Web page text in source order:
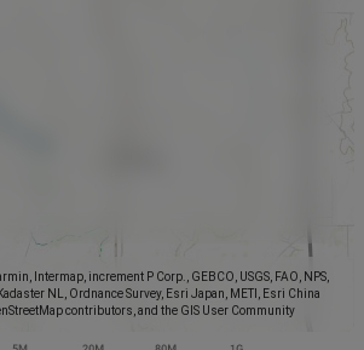
Intermap, increment P Corp., GEBCO, USGS, FAO, NPS,
NL, Ordnance Survey, Esri Japan, METI, Esri China
contributors, and the GIS User Community